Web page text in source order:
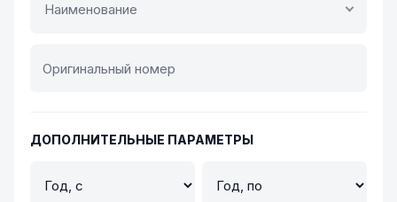
Наименование
ДОПОЛНИТЕЛЬНЫЕ ПАРАМЕТРЫ